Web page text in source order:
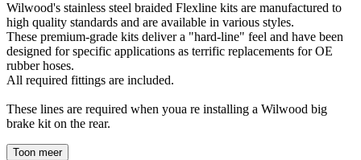
Wilwood's stainless steel braided Flexline kits are manufactured to
high quality standards and are available in various styles.
These premium-grade kits deliver a "hard-line" feel and have been
designed for specific applications as terrific replacements for OE
rubber hoses.
All required fittings are included.
These lines are required when youa re installing a Wilwood big
brake kit on the rear.
Toon meer